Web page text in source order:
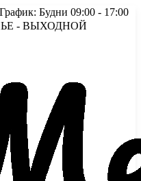
Будни 09:00 - 17:00
- ВЫХОДНОЙ